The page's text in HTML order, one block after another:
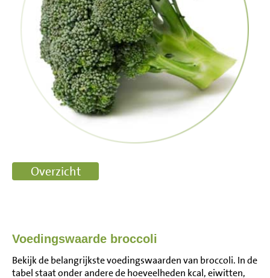
Voedingswaarde broccoli
Bekijk de belangrijkste voedingswaarden van broccoli. In de
tabel staat onder andere de hoeveelheden kcal, eiwitten,